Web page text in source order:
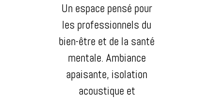
Un espace pensé pour
les professionnels du
bien-être et de la santé
mentale. Ambiance
apaisante, isolation
acoustique et